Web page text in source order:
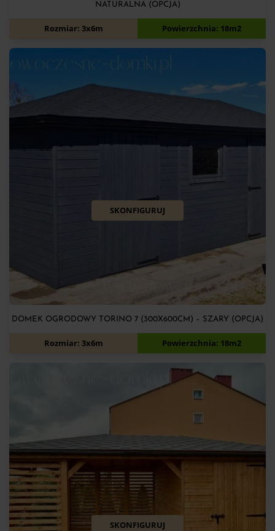
NATURALNA (OPCJA)
11 700zł
Rozmiar: 3x6m Powierzchnia: 18m2
SKONFIGURUJ
DOMEK OGRODOWY TORINO 7 (300X600CM) – SZARY (OPCJA)
13 900zł
Rozmiar: 3x6m Powierzchnia: 18m2
SKONFIGURUJ